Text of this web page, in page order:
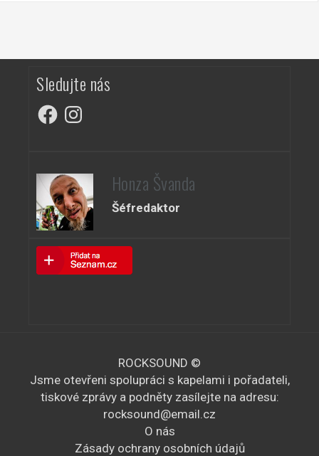
Sledujte nás
FacebookInstagram
Honza Švanda
Šéfredaktor
ROCKSOUND ©
Jsme otevřeni spolupráci s kapelami i pořadateli,
tiskové zprávy a podněty zasílejte na adresu:
rocksound@email.cz
O nás
Zásady ochrany osobních údajů